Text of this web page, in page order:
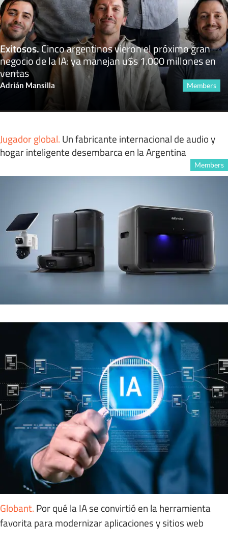
Exitosos.Cinco argentinos vieron el próximo gran
negocio de la IA: ya manejan u$s 1.000 millones en
ventas
Adrián Mansilla Members
Jugador global. Un fabricante internacional de audio y
hogar inteligente desembarca en la Argentina
Members
Globant. Por qué la IA se convirtió en la herramienta
favorita para modernizar aplicaciones y sitios web